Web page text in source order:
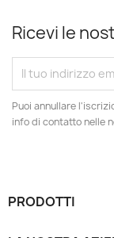
Ricevi le
Puoi annullare
info di contatto nelle
PRODOTTI